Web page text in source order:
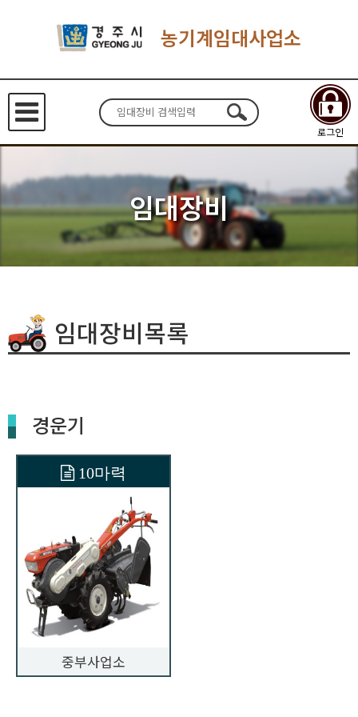
농기계임대사업소
로그인
임대장비
임대장비목록
경운기
10마력
중부사업소